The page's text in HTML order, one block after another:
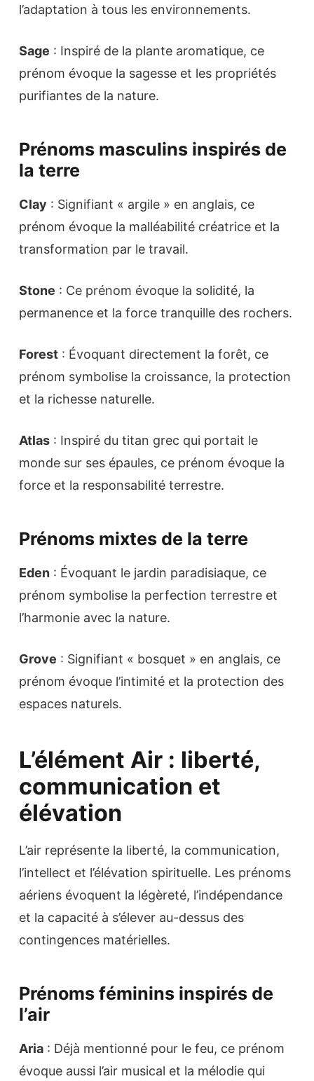
l’adaptation à tous les environnements.
Sage : Inspiré de la plante aromatique, ce
prénom évoque la sagesse et les propriétés
purifiantes de la nature.
Prénoms masculins inspirés de
la terre
Clay : Signifiant « argile » en anglais, ce
prénom évoque la malléabilité créatrice et la
transformation par le travail.
Stone : Ce prénom évoque la solidité, la
permanence et la force tranquille des rochers.
Forest : Évoquant directement la forêt, ce
prénom symbolise la croissance, la protection
et la richesse naturelle.
Atlas : Inspiré du titan grec qui portait le
monde sur ses épaules, ce prénom évoque la
force et la responsabilité terrestre.
Prénoms mixtes de la terre
Eden : Évoquant le jardin paradisiaque, ce
prénom symbolise la perfection terrestre et
l’harmonie avec la nature.
Grove : Signifiant « bosquet » en anglais, ce
prénom évoque l’intimité et la protection des
espaces naturels.
L’élément Air : liberté,
communication et
élévation
L’air représente la liberté, la communication,
l’intellect et l’élévation spirituelle. Les prénoms
aériens évoquent la légèreté, l’indépendance
et la capacité à s’élever au-dessus des
contingences matérielles.
Prénoms féminins inspirés de
l’air
Aria : Déjà mentionné pour le feu, ce prénom
évoque aussi l’air musical et la mélodie qui